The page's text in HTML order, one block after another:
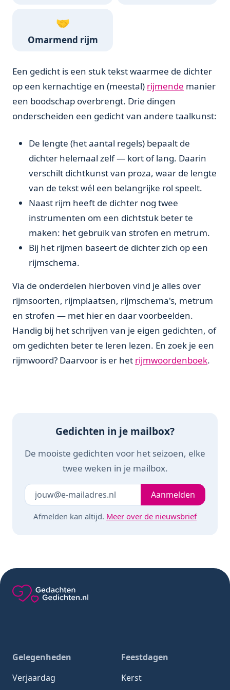
🤝
Omarmend rijm
Een gedicht is een stuk tekst waarmee de dichter
op een kernachtige en (meestal) rijmende manier
een boodschap overbrengt. Drie dingen
onderscheiden een gedicht van andere taalkunst:
De lengte (het aantal regels) bepaalt de
dichter helemaal zelf — kort of lang. Daarin
verschilt dichtkunst van proza, waar de lengte
van de tekst wél een belangrijke rol speelt.
Naast rijm heeft de dichter nog twee
instrumenten om een dichtstuk beter te
maken: het gebruik van strofen en metrum.
Bij het rijmen baseert de dichter zich op een
rijmschema.
Via de onderdelen hierboven vind je alles over
rijmsoorten, rijmplaatsen, rijmschema's, metrum
en strofen — met hier en daar voorbeelden.
Handig bij het schrijven van je eigen gedichten, of
om gedichten beter te leren lezen. En zoek je een
rijmwoord? Daarvoor is er het rijmwoordenboek.
Gedichten in je mailbox?
De mooiste gedichten voor het seizoen, elke
twee weken in je mailbox.
Laat dit veld leeg Je e-mailadresAanmelden
Afmelden kan altijd. Meer over de nieuwsbrief
Gelegenheden
Verjaardag
Feestdagen
Kerst